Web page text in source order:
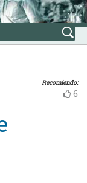
Recomiendo:
6